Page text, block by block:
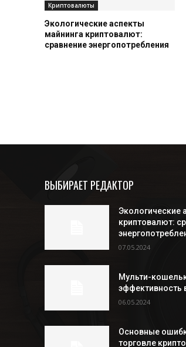
Криптовалюты
Экологические аспекты
майнинга криптовалют:
сравнение энергопотребления
ВЫБИРАЕТ РЕДАКТОР
Экологические
криптовалют:
07.05.2024
Мульти-
эффективность
06.05.2024
Основные
торговле